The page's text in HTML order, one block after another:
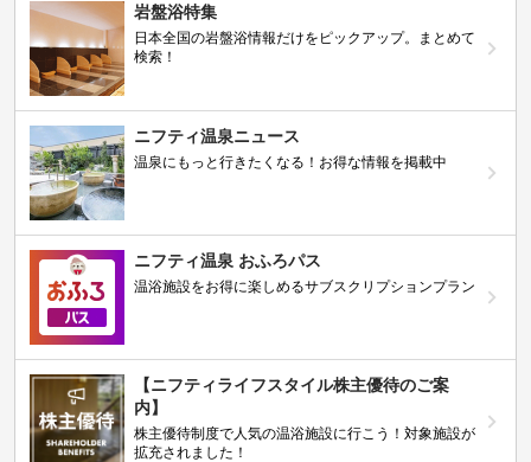
岩盤浴特集
日本全国の岩盤浴情報だけをピックアップ。まとめて
検索！
ニフティ温泉ニュース
温泉にもっと行きたくなる！お得な情報を掲載中
ニフティ温泉 おふろパス
温浴施設をお得に楽しめるサブスクリプションプラン
【ニフティライフスタイル株主優待のご案
内】
株主優待制度で人気の温浴施設に行こう！対象施設が
拡充されました！